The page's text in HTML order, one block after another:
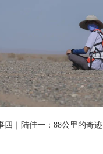
四｜陆佳一：88公里的奇迹